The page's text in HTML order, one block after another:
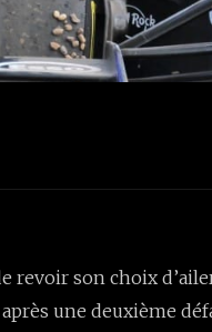
revoir son choix
une deuxième